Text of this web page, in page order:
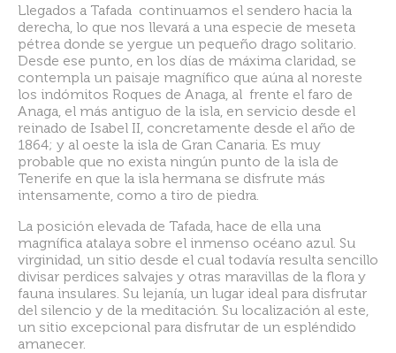
Llegados a Tafada continuamos el sendero hacia la
derecha, lo que nos llevará a una especie de meseta
pétrea donde se yergue un pequeño drago solitario.
Desde ese punto, en los días de máxima claridad, se
contempla un paisaje magnífico que aúna al noreste
los indómitos Roques de Anaga, al frente el faro de
Anaga, el más antiguo de la isla, en servicio desde el
reinado de Isabel II, concretamente desde el año de
1864; y al oeste la isla de Gran Canaria. Es muy
probable que no exista ningún punto de la isla de
Tenerife en que la isla hermana se disfrute más
intensamente, como a tiro de piedra.
La posición elevada de Tafada, hace de ella una
magnífica atalaya sobre el inmenso océano azul. Su
virginidad, un sitio desde el cual todavía resulta sencillo
divisar perdices salvajes y otras maravillas de la flora y
fauna insulares. Su lejanía, un lugar ideal para disfrutar
del silencio y de la meditación. Su localización al este,
un sitio excepcional para disfrutar de un espléndido
amanecer.